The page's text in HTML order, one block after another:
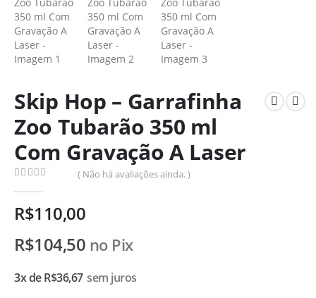
Skip Hop – Garrafinha
Zoo Tubarão 350 ml
Com Gravação A Laser
( Não há avaliações ainda. )
R$110,00
R$104,50 no Pix
3x deR$36,67 sem juros